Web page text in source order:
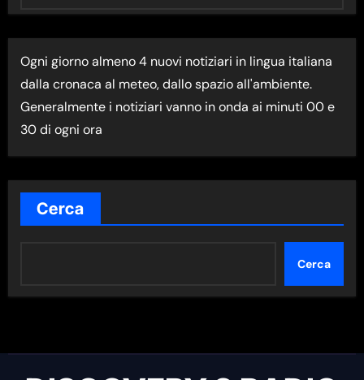
I
M
A
N
E
W
S
E
A
Ogni giorno almeno 4 nuovi notiziari in lingua italiana
dalla cronaca al meteo, dallo spazio all'ambiente.
Generalmente i notiziari vanno in onda ai minuti 00 e
30 di ogni ora
Cerca
Cerca